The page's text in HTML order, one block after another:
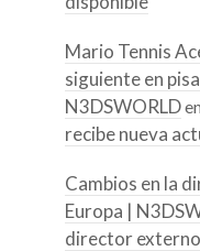
Mario Tennis
siguiente en
N3DSWORLDen
recibe nueva
Cambios en la
Europa |
director